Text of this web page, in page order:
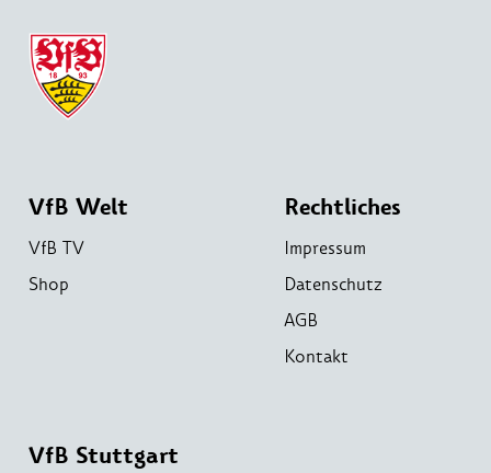
VfB Welt
VfB TV
Shop
Rechtliches
Impressum
Datenschutz
AGB
Kontakt
VfB Stuttgart